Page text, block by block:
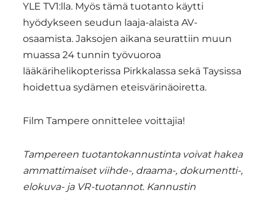
YLE TV1:lla. Myös tämä tuotanto käytti
hyödykseen seudun laaja-alaista AV-
osaamista. Jaksojen aikana seurattiin muun
muassa 24 tunnin työvuoroa
lääkärihelikopterissa Pirkkalassa sekä Taysissa
hoidettua sydämen eteisvärinäoiretta.
Film Tampere onnittelee voittajia!
Tampereen tuotantokannustinta voivat hakea
ammattimaiset viihde-, draama-, dokumentti-,
elokuva- ja VR-tuotannot. Kannustin